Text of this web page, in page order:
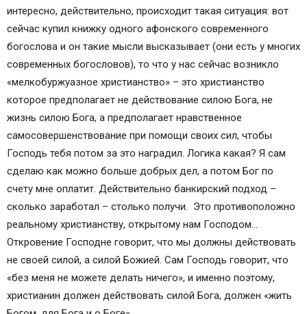
интересно, действительно, происходит такая ситуация: вот
сейчас купил книжку одного афонского современного
богослова и он такие мысли высказывает (они есть у многих
современных богословов), то что у нас сейчас возникло
«мелкобуржуазное христианство» – это христианство
которое предполагает не действование силою Бога, не
жизнь силою Бога, а предполагает нравственное
самосовершенствование при помощи своих сил, чтобы
Господь тебя потом за это наградил. Логика какая? Я сам
сделаю как можно больше добрых дел, а потом Бог по
счету мне оплатит. Действительно банкирский подход –
сколько заработал – столько получи. Это противоположно
реальному христианству, открытому нам Господом…
Откровение Господне говорит, что мы должны действовать
не своей силой, а силой Божией. Сам Господь говорит, что
«без меня не можете делать ничего», и именно поэтому,
христианин должен действовать силой Бога, должен «жить